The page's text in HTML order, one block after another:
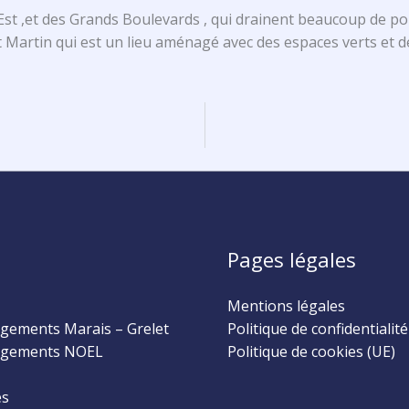
,et des Grands Boulevards , qui drainent beaucoup de
qui est un lieu aménagé avec des espaces verts et
Marais – Grelet
NOEL
Pages légales
Mentions légales
Politique de confidentialité
Politique de cookies (UE)